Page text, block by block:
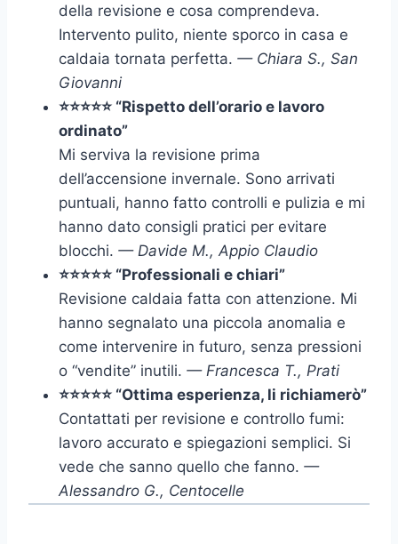
della revisione e cosa comprendeva.
Intervento pulito, niente sporco in casa e
caldaia tornata perfetta. — Chiara S., San
Giovanni
⭐⭐⭐⭐⭐ “Rispetto dell’orario e lavoro
ordinato”
Mi serviva la revisione prima
dell’accensione invernale. Sono arrivati
puntuali, hanno fatto controlli e pulizia e mi
hanno dato consigli pratici per evitare
blocchi. — Davide M., Appio Claudio
⭐⭐⭐⭐⭐ “Professionali e chiari”
Revisione caldaia fatta con attenzione. Mi
hanno segnalato una piccola anomalia e
come intervenire in futuro, senza pressioni
o “vendite” inutili. — Francesca T., Prati
⭐⭐⭐⭐⭐ “Ottima esperienza, li richiamerò”
Contattati per revisione e controllo fumi:
lavoro accurato e spiegazioni semplici. Si
vede che sanno quello che fanno. —
Alessandro G., Centocelle